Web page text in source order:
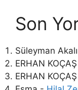
Son
Süleyman
ERHAN KOÇAŞ
ERHAN KOÇAŞ